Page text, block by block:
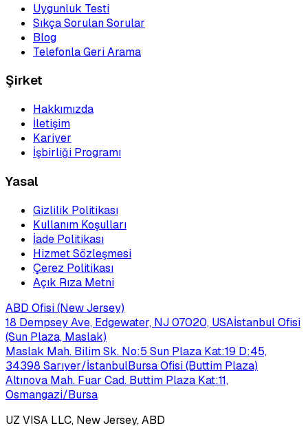
Uygunluk Testi
Sıkça Sorulan Sorular
Blog
Telefonla Geri Arama
Şirket
Hakkımızda
İletişim
Kariyer
İşbirliği Programı
Yasal
Gizlilik Politikası
Kullanım Koşulları
İade Politikası
Hizmet Sözleşmesi
Çerez Politikası
Açık Rıza Metni
ABD Ofisi (New Jersey)
18 Dempsey Ave, Edgewater, NJ 07020, USAİstanbul Ofisi
(Sun Plaza, Maslak)
Maslak Mah. Bilim Sk. No:5 Sun Plaza Kat:19 D:45,
34398 Sarıyer/İstanbulBursa Ofisi (Buttim Plaza)
Altınova Mah. Fuar Cad. Buttim Plaza Kat:11,
Osmangazi/Bursa
UZ VISA LLC, New Jersey, ABD